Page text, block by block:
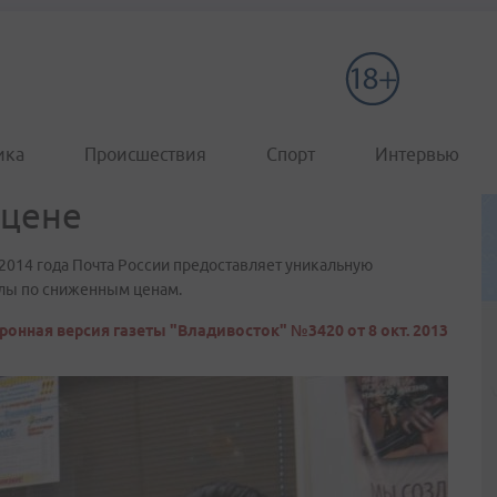
Происшествия Спорт Интервью
года Почта России предоставляет уникальную
по сниженным ценам.
версия газеты "Владивосток" №3420 от 8 окт. 2013